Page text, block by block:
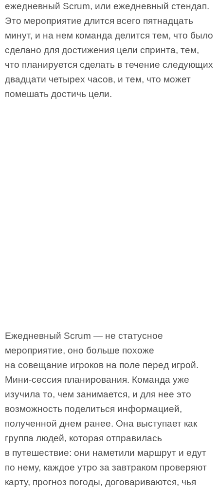
ежедневный Scrum, или ежедневный стендап.
Это мероприятие длится всего пятнадцать
минут, и на нем команда делится тем, что было
сделано для достижения цели спринта, тем,
что планируется сделать в течение следующих
двадцати четырех часов, и тем, что может
помешать достичь цели.
Ежедневный Scrum — не статусное
мероприятие, оно больше похоже
на совещание игроков на поле перед игрой.
Мини-сессия планирования. Команда уже
изучила то, чем занимается, и для нее это
возможность поделиться информацией,
полученной днем ранее. Она выступает как
группа людей, которая отправилась
в путешествие: они наметили маршрут и едут
по нему, каждое утро за завтраком проверяют
карту, прогноз погоды, договариваются, чья